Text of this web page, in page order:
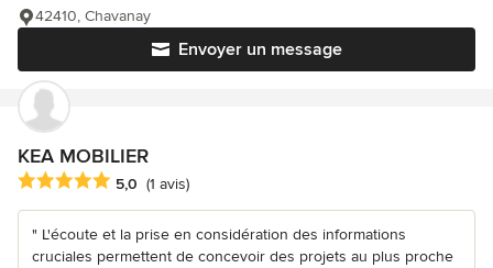
Envoyer un message
42410, Chavanay
KEA MOBILIER
Note moyenne : 5 étoiles sur 5
5,0 (1 avis)
" L'écoute et la prise en considération des informations
cruciales permettent de concevoir des projets au plus proche